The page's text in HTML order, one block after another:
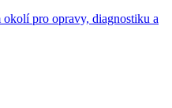
okolí pro opravy, diagnostiku a